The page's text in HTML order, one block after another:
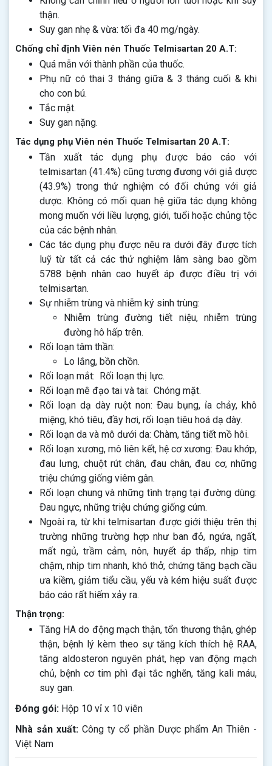
thận.
Suy gan nhẹ & vừa: tối đa 40 mg/ngày.
Chống chỉ định Viên nén Thuốc Telmisartan 20 A.T:
Quá mẫn với thành phần của thuốc.
Phụ nữ có thai 3 tháng giữa & 3 tháng cuối & khi
cho con bú.
Tắc mật.
Suy gan nặng.
Tác dụng phụ Viên nén Thuốc Telmisartan 20 A.T:
Tần xuất tác dụng phụ được báo cáo với
telmisartan (41.4%) cũng tương đương với giả dược
(43.9%) trong thử nghiệm có đối chứng với giả
dược. Không có mối quan hệ giữa tác dụng không
mong muốn với liều lượng, giới, tuổi hoặc chủng tộc
của các bệnh nhân.
Các tác dụng phụ được nêu ra dưới đây được tích
luỹ từ tất cả các thử nghiệm lâm sàng bao gồm
5788 bệnh nhân cao huyết áp được điều trị với
telmisartan.
Sự nhiễm trùng và nhiễm ký sinh trùng:
Nhiễm trùng đường tiết niệu, nhiễm trùng
đường hô hấp trên.
Rối loạn tâm thần:
Lo lắng, bồn chồn.
Rối loạn mắt: Rối loạn thị lực.
Rối loạn mê đạo tai và tai: Chóng mặt.
Rối loạn dạ dày ruột non: Ðau bụng, ỉa chảy, khô
miệng, khó tiêu, đầy hơi, rối loạn tiêu hoá dạ dày.
Rối loạn da và mô dưới da: Chàm, tăng tiết mồ hôi.
Rối loạn xương, mô liên kết, hệ cơ xương: Ðau khớp,
đau lưng, chuột rút chân, đau chân, đau cơ, những
triệu chứng giống viêm gân.
Rối loạn chung và những tình trạng tại đường dùng:
Ðau ngực, những triệu chứng giống cúm.
Ngoài ra, từ khi telmisartan được giới thiệu trên thị
trường những trường hợp như ban đỏ, ngứa, ngất,
mất ngủ, trầm cảm, nôn, huyết áp thấp, nhịp tim
chậm, nhịp tim nhanh, khó thở, chứng tăng bạch cầu
ưa kiềm, giảm tiểu cầu, yếu và kém hiệu suất được
báo cáo rất hiếm xảy ra.
Thận trọng:
Tăng HA do động mạch thận, tổn thương thận, ghép
thận, bệnh lý kèm theo sự tăng kích thích hệ RAA,
tăng aldosteron nguyên phát, hẹp van động mạch
chủ, bệnh cơ tim phì đại tắc nghẽn, tăng kali máu,
suy gan.
Đóng gói: Hộp 10 vỉ x 10 viên
Nhà sản xuất:Công ty cổ phần Dược phẩm An Thiên -
Việt Nam